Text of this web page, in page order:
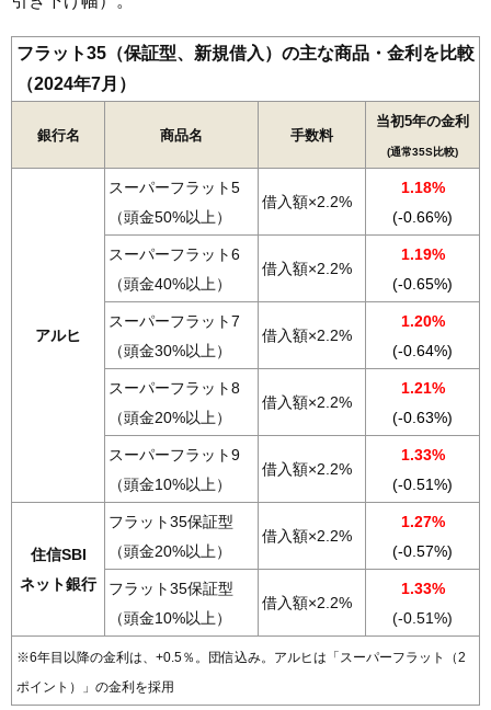
フラット35（保証型、新規借入）の主な商品・金利を比較
（2024年7月）
銀行名 商品名 手数料
当初5年の金利
(通常35S比較)
アルヒ
スーパーフラット5
（頭金50%以上）
借入額×2.2%
1.18%
(-0.66%)
スーパーフラット6
（頭金40%以上）
借入額×2.2%
1.19%
(-0.65%)
スーパーフラット7
（頭金30%以上）
借入額×2.2%
1.20%
(-0.64%)
スーパーフラット8
（頭金20%以上）
借入額×2.2%
1.21%
(-0.63%)
スーパーフラット9
（頭金10%以上）
借入額×2.2%
1.33%
(-0.51%)
住信SBI
ネット銀行
フラット35保証型
（頭金20%以上）
借入額×2.2%
1.27%
(-0.57%)
フラット35保証型
（頭金10%以上）
借入額×2.2%
1.33%
(-0.51%)
※6年目以降の金利は、+0.5％。団信込み。アルヒは「スーパーフラット（2
ポイント）」の金利を採用